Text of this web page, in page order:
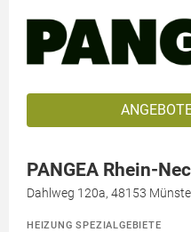
PANGEA Rhein-
Dahlweg 120a, 48153
HEIZUNG SPEZIALGEBIETE